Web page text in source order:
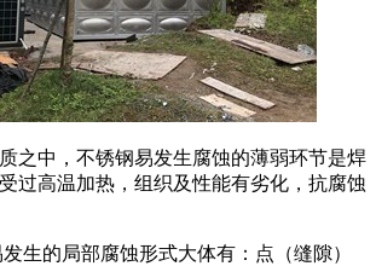
之中，不锈钢易发生腐蚀的薄弱环节是焊
过高温加热，组织及性能有劣化，抗腐蚀
生的局部腐蚀形式大体有：点（缝隙）